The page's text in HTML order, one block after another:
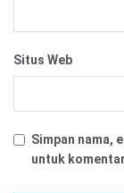
Situs Web
Simpan nama,
untuk